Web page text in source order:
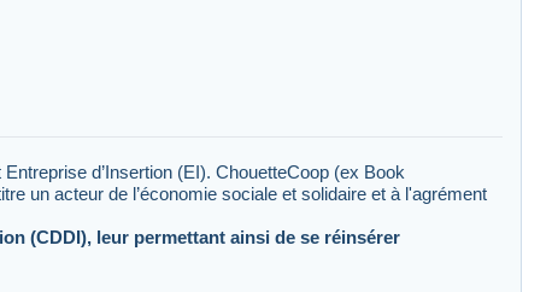
d’Insertion (EI). ChouetteCoop (ex Book
un acteur de l’économie sociale et solidaire et à l'agrément
(CDDI), leur permettant ainsi de se réinsérer